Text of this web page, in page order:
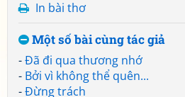
In bài thơ
Một số bài cùng tác giả
-Đã đi qua thương nhớ
- Bởi vì không thể quên...
-Đừng trách